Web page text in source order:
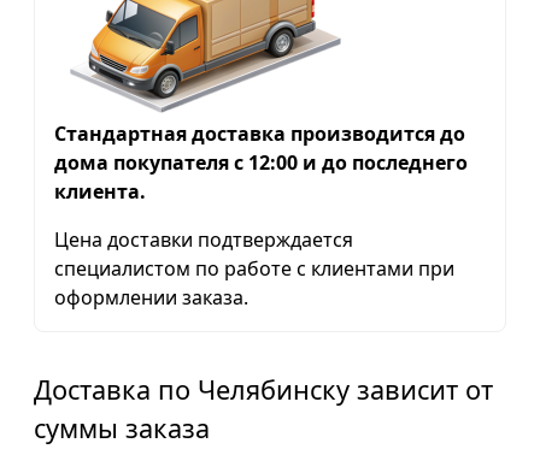
Стандартная доставка производится до
дома покупателя с 12:00 и до последнего
клиента.
Цена доставки подтверждается
специалистом по работе с клиентами при
оформлении заказа.
Доставка по Челябинску зависит от
суммы заказа